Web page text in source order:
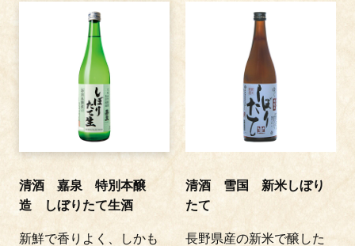
清酒 嘉泉 特別本醸
造 しぼりたて生酒
新鮮で香りよく、しかも
清酒 雪国 新米しぼり
たて
長野県産の新米で醸した